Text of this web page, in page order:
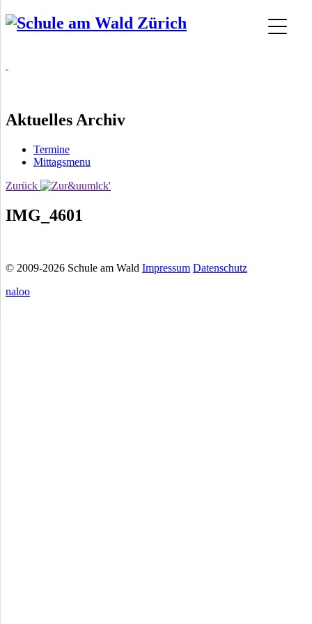
Aktuelles Archiv
Termine
Mittagsmenu
Zurück
IMG_4601
© 2009-2026 Schule am Wald Impressum Datenschutz
naloo